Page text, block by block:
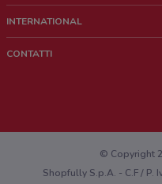
Chi siamo
Lavora con noi
Richieste commerciali e marketing
INTERNATIONAL
CONTATTI
Hai un malfunzionamento sul
© Copyright
Shopfully S.p.A. - C.F / P.